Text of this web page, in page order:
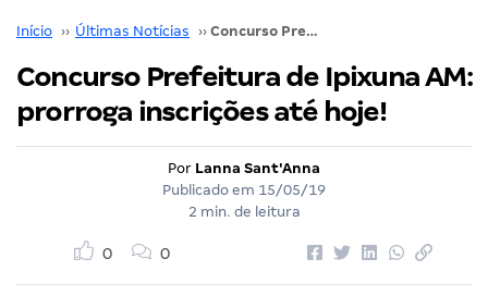
Início ›› Últimas Notícias ›› Concurso Prefeitura de Ipixuna AM: prorroga inscrições até hoje!
Concurso Prefeitura de Ipixuna AM:
prorroga inscrições até hoje!
Por Lanna Sant'Anna
Publicado em 15/05/19
2 min. de leitura
0 0